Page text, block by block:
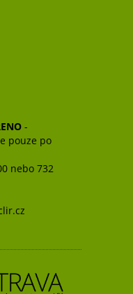
-
pouze po
nebo 732